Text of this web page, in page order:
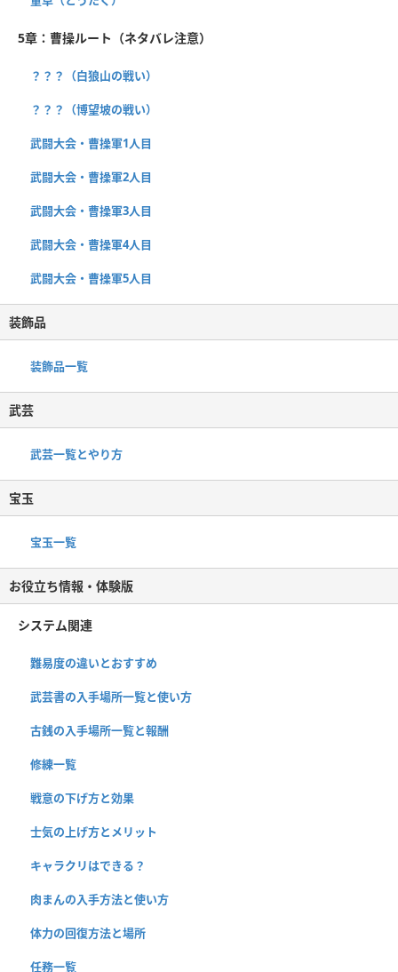
5章：曹操ルート（ネタバレ注意）
？？？（白狼山の戦い）
？？？（博望坡の戦い）
武闘大会・曹操軍1人目
武闘大会・曹操軍2人目
武闘大会・曹操軍3人目
武闘大会・曹操軍4人目
武闘大会・曹操軍5人目
装飾品
装飾品一覧
武芸
武芸一覧とやり方
宝玉
宝玉一覧
お役立ち情報・体験版
システム関連
難易度の違いとおすすめ
武芸書の入手場所一覧と使い方
古銭の入手場所一覧と報酬
修練一覧
戦意の下げ方と効果
士気の上げ方とメリット
キャラクリはできる？
肉まんの入手方法と使い方
体力の回復方法と場所
任務一覧